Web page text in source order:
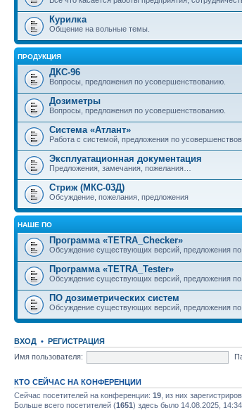
Курилка
Общение на вольные темы.
ПРОДУКЦИЯ
ДКС-96
Вопросы, предложения по усовершенствованию.
Дозиметры
Вопросы, предложения по усовершенствованию.
Система «Атлант»
Работа с системой, предложения по
Эксплуатационная документация
Предложения, замечания, пожелания…
Стриж (МКС-03Д)
Обсуждение, пожелания, предложения
НАШЕ ПО
Программа «TETRA_Checker»
Обсуждение существующих версий, предложения
Программа «TETRA_Tester»
Обсуждение существующих версий, предложения
ПО дозиметрических систем
Обсуждение существующих версий, предложения
ВХОД • РЕГИСТРАЦИЯ
Имя пользователя:
КТО СЕЙЧАС НА КОНФЕРЕНЦИИ
Сейчас посетителей на конференции: 19 , из них
Больше всего посетителей (1651) здесь было 14.08.2025,